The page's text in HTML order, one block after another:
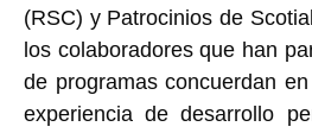
(RSC) y Patrocinios de
los colaboradores que han
de programas concuerdan
experiencia de desarrollo